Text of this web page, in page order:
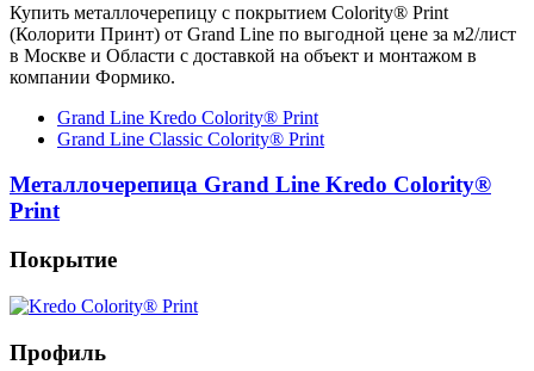
Купить металлочерепицу с покрытием Colority® Print
(Колорити Принт) от Grand Line по выгодной цене за м2/лист
в Москве и Области с доставкой на объект и монтажом в
компании Формико.
Grand Line Kredo Colority® Print
Grand Line Classic Colority® Print
Металлочерепица Grand Line Kredo Colority®
Print
Покрытие
Профиль